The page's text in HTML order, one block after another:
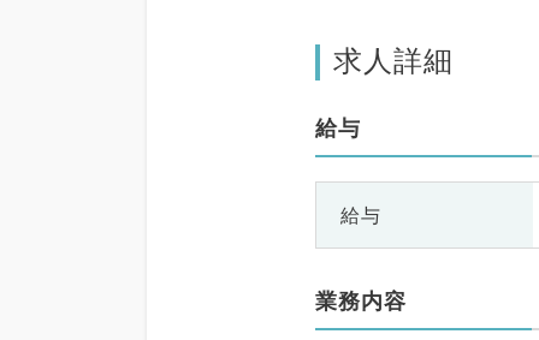
求人詳細
給与
給与
業務内容